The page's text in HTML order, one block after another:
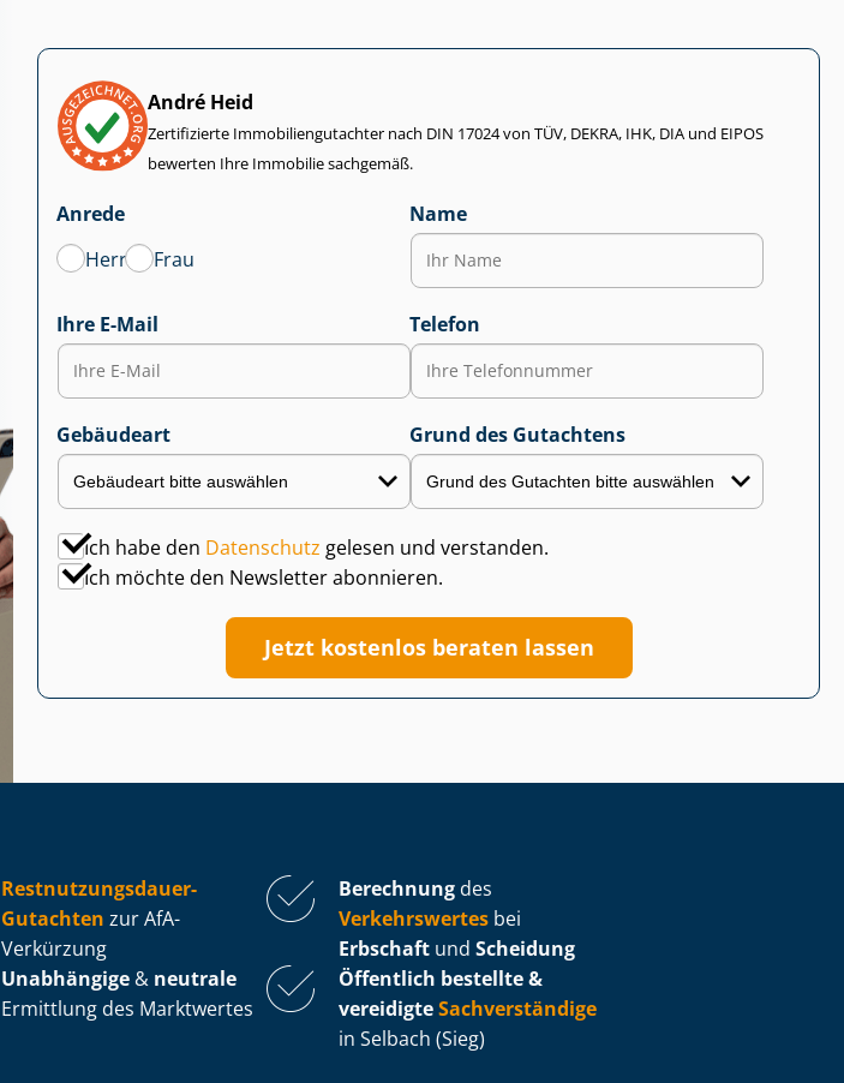
André Heid
Zertifizierte Im­mo­bi­li­en­gut­ach­ter nach DIN 17024 von TÜV, DEKRA, IHK, DIA und EIPOS
bewerten Ihre Immobilie sachgemäß.
Anrede
Herr
Frau
Name
Ihre E-Mail Telefon
Gebäudeart Grund des Gutachtens
Ich habe den Datenschutz gelesen und verstanden.
Ich möchte den Newsletter abonnieren.
Jetzt kostenlos beraten lassen
Rest­nut­zungs­dau­er-
Gutachten zur AfA-
Verkürzung
Berechnung des
Verkehrswertes bei
Erbschaft und Scheidung
Unabhängige & neutrale
Ermittlung des Marktwertes
Öffentlich bestellte &
vereidigteSachverständige
in Selbach (Sieg)